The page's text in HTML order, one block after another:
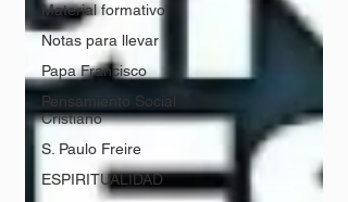
Material formativo
Notas para llevar
Papa Francisco
Pensamiento Social
Cristiano
S. Paulo Freire
ESPIRITUALIDAD